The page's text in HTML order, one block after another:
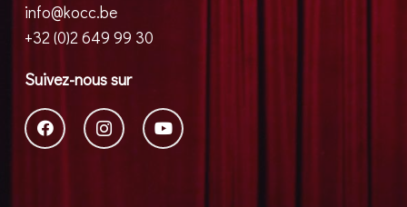
info@kocc.be
+32 (0)2 649 99 30
Suivez-nous sur